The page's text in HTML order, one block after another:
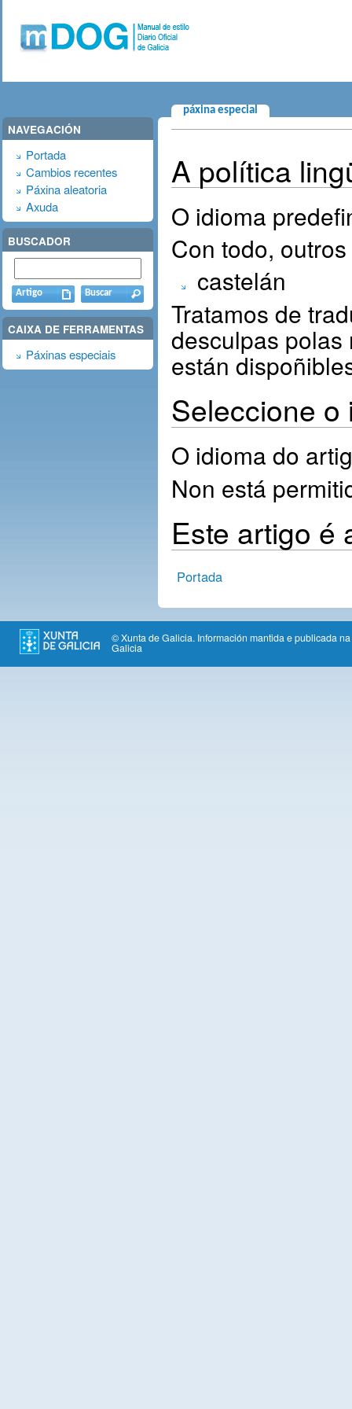
A política
O idioma
Con todo,
castelán
Tratamos de
desculpas
están
Seleccione o
O idioma do
Non está
Este artigo é
Portada
páxina especial
NAVEGACIÓN
Portada
Cambios recentes
Páxina aleatoria
Axuda
BUSCADOR
CAIXA DE FERRAMENTAS
Páxinas especiais
© Xunta de Galicia. Información mantida e publicada
Galicia